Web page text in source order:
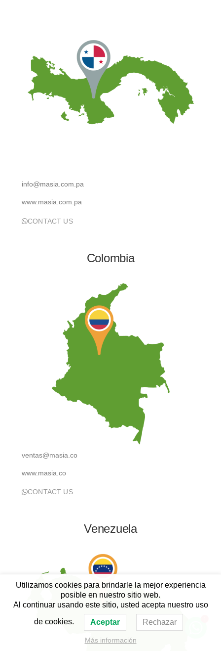
info@masia.com.pa
www.masia.com.pa
CONTACT US
Colombia
ventas@masia.co
www.masia.co
CONTACT US
Venezuela
Utilizamos cookies para brindarle la mejor experiencia
posible en nuestro sitio web.
Al continuar usando este sitio, usted acepta nuestro uso
de cookies. Aceptar Rechazar
Más información